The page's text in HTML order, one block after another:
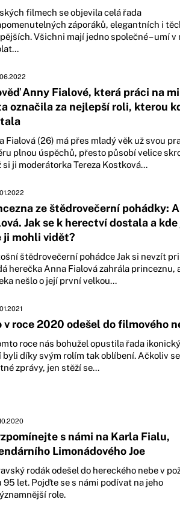
filmech se objevila celá řada
záporáků, elegantních i
Všichni mají jedno společné – umí v
Anny Fialové, která práci na
označila za nejlepší roli, kterou
Fialová (26) má přes mladý věk už svou
plnou úspěchů, přesto působí velice
si ji moderátorka Tereza Kostková...
ze štědrovečerní pohádky:
Jak se k herectví dostala a
ji mohli vidět?
štědrovečerní pohádce Jak si nevzít
herečka Anna Fialová zahrála princeznu,
nešlo o její první velkou...
v roce 2020 odešel do filmového
roce nás bohužel opustila řada
byli díky svým rolím tak oblíbení. Ačkoliv
zprávy, jen stěží se...
s námi na Karla Fialu,
Limonádového Joe
rodák odešel do hereckého nebe v
95 let. Pojďte se s námi podívat na jeho
role.